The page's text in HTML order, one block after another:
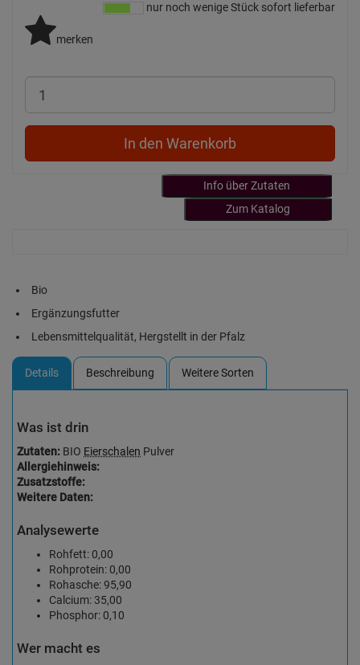
nur noch wenige Stück sofort lieferbar
merken
In den Warenkorb
Info über Zutaten
Zum Katalog
Bio
Ergänzungsfutter
Lebensmittelqualität, Hergstellt in der Pfalz
Details Beschreibung Weitere Sorten
Was ist drin
Zutaten: BIO Eierschalen Pulver
Allergiehinweis:
Zusatzstoffe:
Weitere Daten:
Analysewerte
Rohfett: 0,00
Rohprotein: 0,00
Rohasche: 95,90
Calcium: 35,00
Phosphor: 0,10
Wer macht es